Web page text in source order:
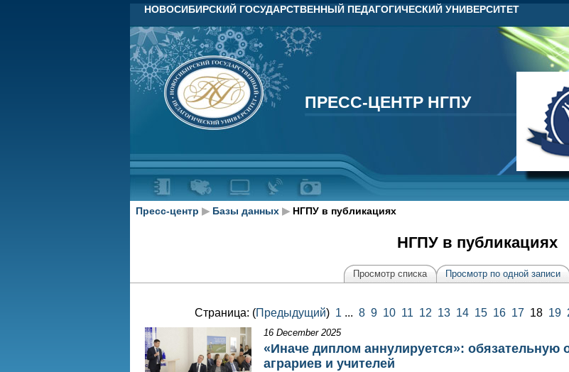
НОВОСИБИРСКИЙ ГОСУДАРСТВЕННЫЙ ПЕДАГОГИЧЕСКИЙ УНИВЕРСИТЕТ
ПРЕСС-ЦЕНТР НГПУ
ПРЕСС-ЦЕНТР НГПУ
Пресс-центр ▶ Базы данных ▶НГПУ в публикациях
НГПУ в публикациях
Просмотр списка Просмотр по одной записи
Страница: (Предыдущий) 1 ... 8 9 10 11 12 13 14 15 16 17 18 19
16 December 2025
«Иначе диплом аннулируется»: обязательную
аграриев и учителей